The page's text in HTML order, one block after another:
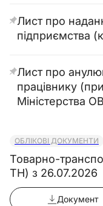
Лист про
підприємства
Лист про
працівнику
Міністерства
ОБЛІКОВІ ДОКУМЕНТИ
Товарно-
ТН) з 26.07.2026
Документ